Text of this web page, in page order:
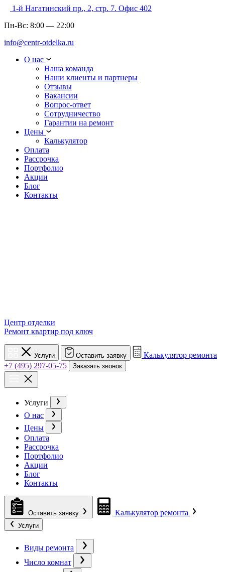
1-й Нагатинский пр., 2, стр. 7. Офис 402
Пн-Вс: 8:00 — 22:00
info@centr-otdelka.ru
О нас
Наша команда
Наши клиенты и партнеры
Отзывы
Вакансии
Вопрос-ответ
Сотрудничество
Гарантии на ремонт
Цены
Калькулятор
Оплата
Рассрочка
Портфолио
Акции
Блог
Контакты
Центр отделки
Ремонт квартир под ключ
Услуги Оставить заявку
Калькулятор ремонта
+7 (495) 297-05-75
Заказать звонок
Услуги
О нас
Цены
Оплата
Рассрочка
Портфолио
Акции
Блог
Контакты
Оставить заявку Калькулятор ремонта
Услуги
Виды ремонта
Число комнат